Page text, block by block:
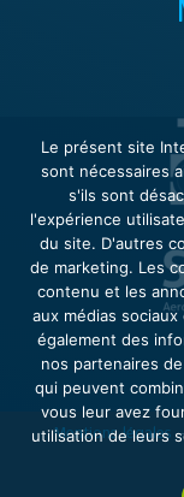
Mentions légales
Le présent site
sont nécessaires
s'ils sont
l'expérience
du site. D'autres
de marketing. Les
contenu et les
aux médias
également des
nos partenaires
qui peuvent
vous leur avez
utilisation de leurs